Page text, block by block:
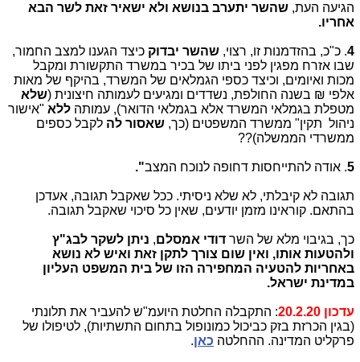
הגיעה העת, שהשר יתערב בנושא ולא ישאיר זאת לשר הבא
אחריו.
4. כ"כ, בהזדמנות זו, רצוי, שהשר יבדוק כיצד הגענו למצב החמור,
שבו אזרח מפגין לפני ביתו של בכיר במשרד התקשורת ומקבל
מכות ואיומים, וכיצד כספי הגמלאים של המשרד, בהיקף של מאות
אלפי ₪ בשנה החולפת, נשדדים ומגיעים לעמותה חיצונית (שלא
מטפלת בגמלאי המשרד אלא בגמלאי הדואר), עמותה ללא "אישור
ניהול תקין" ממשרד המשפטים (כך, שאסור לה לקבל כספים
ממשרדי הממשלה)??
5. אודה להתייחסות דחופה לנוכח המצב".
תגובה לא קיבלתי, לא שלא ניסיתי. ככל שאקבל תגובה, אעדכן
בהתאם. קוראינו מזמן יודעים, שאין כל סיכוי שאקבל תגובה.
כך, בגיבוי מלא של השר דודי אמסלם, ניתן לשקר לבג"ץ
ולהטעות אותו, ואין שום צורך לתקן זאת ואיש לא נושא
באחריות להטעיה המחפירה הזו של בית המשפט העליון
במדינת ישראל.
עדכון 20.2.20
: התקבלה החלטת היועמ"ש להעביר את תלונתי
(בגין הכרזת בזק כביכול כמונופול בתחום התשתיות), לטיפולו של
פרקליט המדינה. ההחלטה כאן.